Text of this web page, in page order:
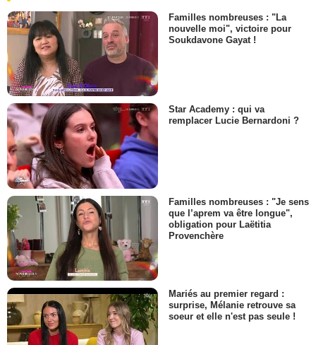
Familles nombreuses : "La
nouvelle moi", victoire pour
Soukdavone Gayat !
Star Academy : qui va
remplacer Lucie Bernardoni ?
Familles nombreuses : "Je sens
que l’aprem va être longue",
obligation pour Laëtitia
Provenchère
Mariés au premier regard :
surprise, Mélanie retrouve sa
soeur et elle n'est pas seule !